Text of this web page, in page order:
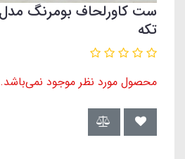
تکه
محصول مورد نظر موجود نمی‌باشد.